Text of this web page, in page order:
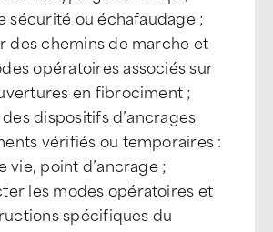
sécurité ou échafaudage ;
des chemins de marche et
opératoires associés sur
en fibrociment ;
dispositifs d’ancrages
vérifiés ou temporaires :
vie, point d’ancrage ;
les modes opératoires et
spécifiques du